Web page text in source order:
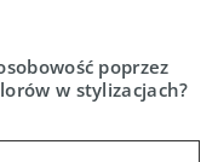
poprzez
w stylizacjach?